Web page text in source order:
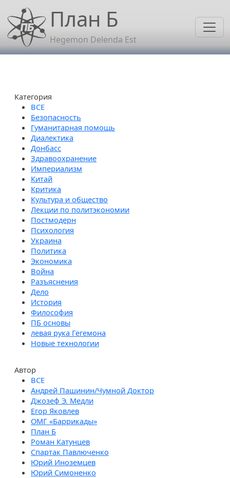
Перейти к основному содержанию
План Б
Hegemon Delenda Est
Категория
Безопасность
Гуманитарная помощь
Диалектика
Донбасс
Здравоохранение
Империализм
Китай
Критика
Культура и общество
Лекции по политэкономии
Постмодерн
Психология
Украина
Политика
Экономика
Война
Разъяснения
Дело
История
Философия
ПБ основы
левая рука Гегемона
Новые технологии
Автор
Андрей Пашинин/Чумной Доктор
Джозеф Э. Медли
Егор Яковлев
ОМГ «Баррикады»
План Б
Роман Катунцев
Спартак Павлюченко
Юрий Иноземцев
Юрий Симоненко